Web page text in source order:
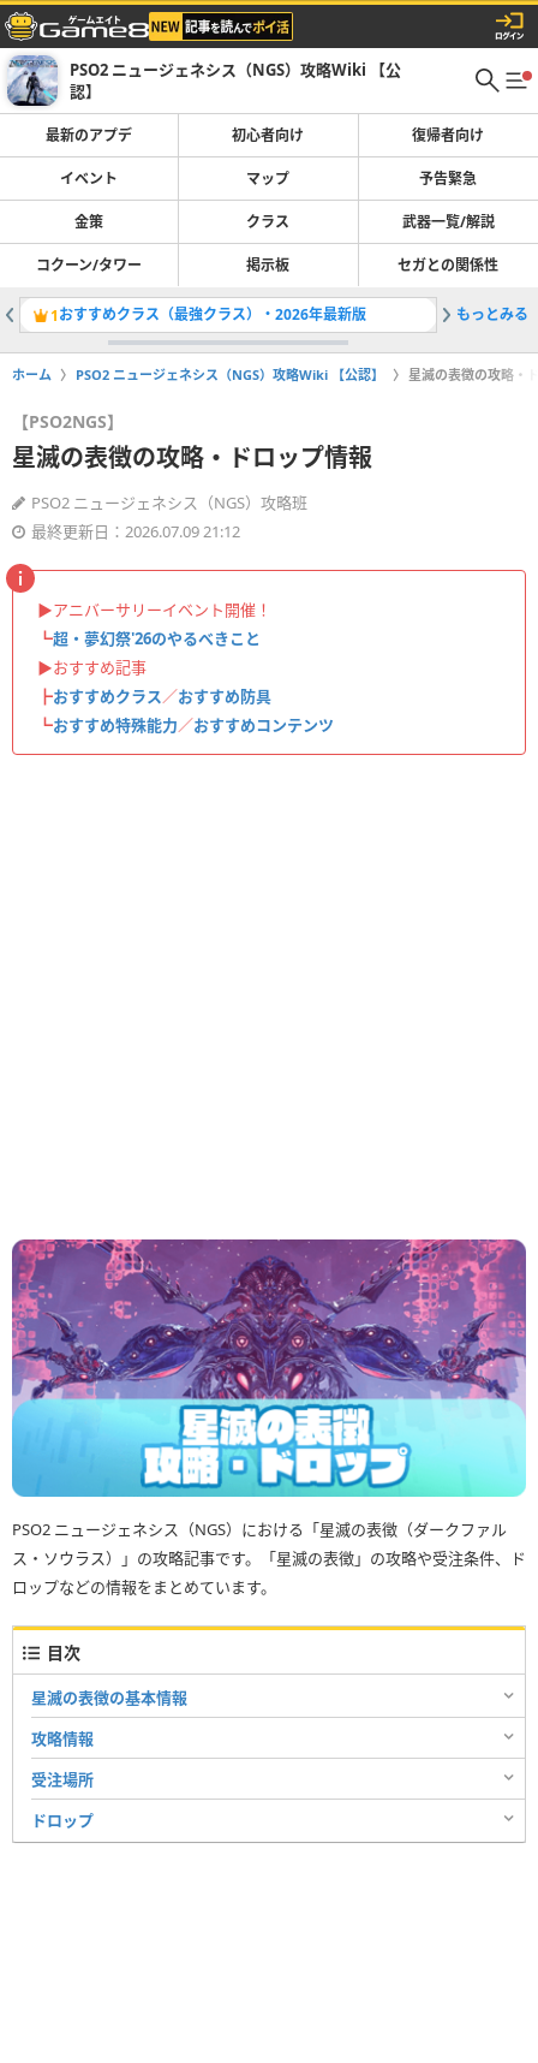
PSO2 ニュージェネシス（NGS）攻略Wiki 【公
認】
最新のアプデ 初心者向け 復帰者向け
イベント マップ 予告緊急
金策 クラス 武器一覧/解説
コクーン/タワー 掲示板 セガとの関係性
1おすすめクラス（最強クラス）・2026年最新版 2風5：フ
もっとみる
ホーム PSO2 ニュージェネシス（NGS）攻略Wiki 【公認】 星滅の表徴の攻略・
【PSO2NGS】
星滅の表徴の攻略・ドロップ情報
PSO2 ニュージェネシス（NGS）攻略班
最終更新日：2026.07.09 21:12
▶︎アニバーサリーイベント開催！
┗超・夢幻祭'26のやるべきこと
▶︎おすすめ記事
┣おすすめクラス／おすすめ防具
┗おすすめ特殊能力／おすすめコンテンツ
PSO2 ニュージェネシス（NGS）における「星滅の表徴（ダークファル
ス・ソウラス）」の攻略記事です。「星滅の表徴」の攻略や受注条件、ド
ロップなどの情報をまとめています。
目次
星滅の表徴の基本情報
攻略情報
受注場所
ドロップ